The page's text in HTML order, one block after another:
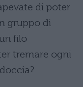
di poter
gruppo di
filo
tremare ogni